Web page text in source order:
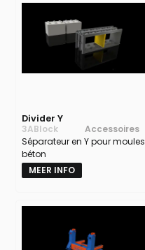
Divider Y
3ABlock
Accessoires
Séparateur en Y pour moules
béton
MEER INFO